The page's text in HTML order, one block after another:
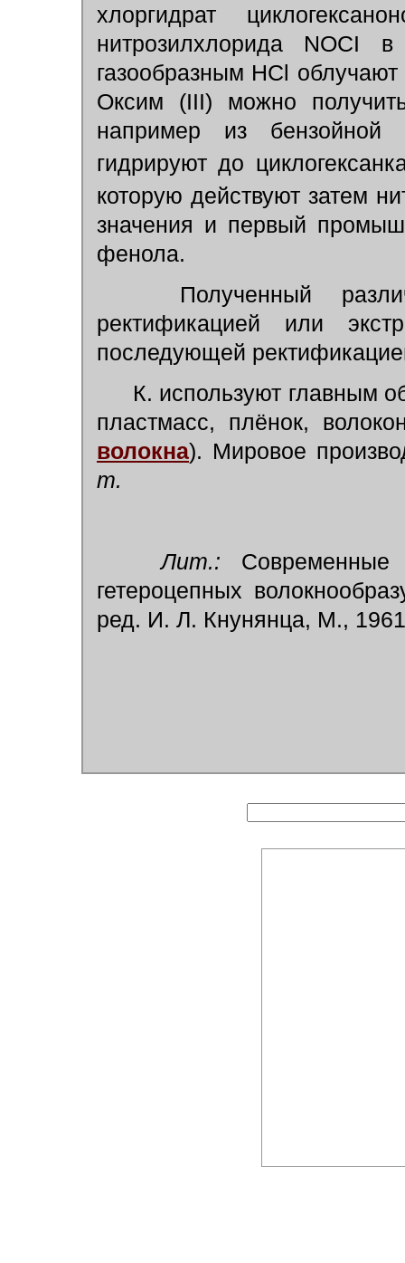
хлоргидрат
нитрозилхлорида NOCI
газообразным HCl
Оксим (III) можно
например из бензойной
гидрируют до
которую действуют затем
значения и первый
фенола.
Полученный
ректификацией или
последующей
К. используют главным
пластмасс, плёнок,
волокна). Мировое
т.
Лит.: Современные
гетероцепных
ред. И. Л. Кнунянца, М.,